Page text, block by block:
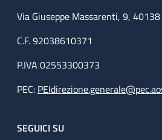
Via Giuseppe Massarenti, 9,
C.F. 92038610371
P.IVA 02553300373
PEC:
SEGUICI SU